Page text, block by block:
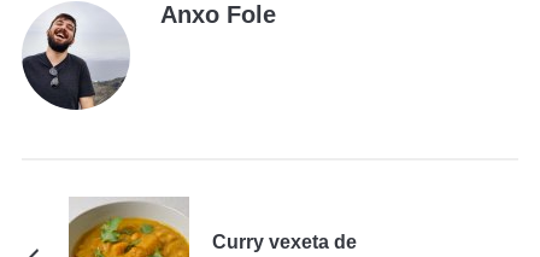
Anxo Fole
Curry vexeta de